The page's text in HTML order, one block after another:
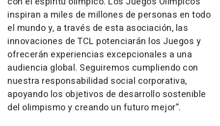
inspiran a miles de millones de personas en todo
el mundo y, a través de esta asociación, las
innovaciones de TCL potenciarán los Juegos y
ofrecerán experiencias excepcionales a una
audiencia global. Seguiremos cumpliendo con
nuestra responsabilidad social corporativa,
apoyando los objetivos de desarrollo sostenible
del olimpismo y creando un futuro mejor”.